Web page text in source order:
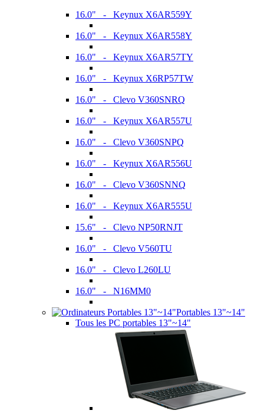
16.0" - Keynux X6AR559Y
16.0" - Keynux X6AR558Y
16.0" - Keynux X6AR57TY
16.0" - Keynux X6RP57TW
16.0" - Clevo V360SNRQ
16.0" - Keynux X6AR557U
16.0" - Clevo V360SNPQ
16.0" - Keynux X6AR556U
16.0" - Clevo V360SNNQ
16.0" - Keynux X6AR555U
15.6" - Clevo NP50RNJT
16.0" - Clevo V560TU
16.0" - Clevo L260LU
16.0" - N16MM0
Portables 13"~14"
Tous les PC portables 13"~14"